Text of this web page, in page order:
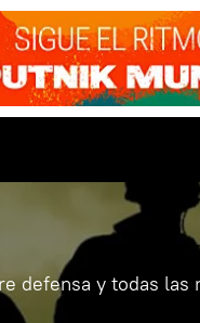
defensa y todas las